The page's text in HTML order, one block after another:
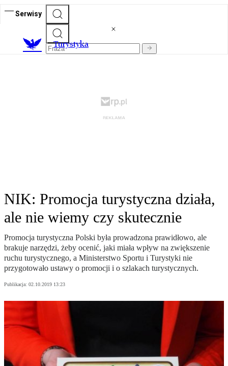
Serwisy
Turystyka
NIK: Promocja turystyczna działa,
ale nie wiemy czy skutecznie
Promocja turystyczna Polski była prowadzona prawidłowo, ale
brakuje narzędzi, żeby ocenić, jaki miała wpływ na zwiększenie
ruchu turystycznego, a Ministerstwo Sportu i Turystyki nie
przygotowało ustawy o promocji i o szlakach turystycznych.
Publikacja: 02.10.2019 13:23